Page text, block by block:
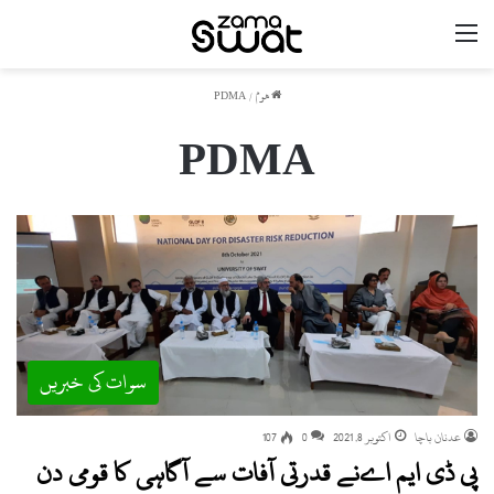
ھوم /
PDMA
PDMA
سوات کی خبریں
عدنان باچا اکتوبر 8, 2021 0
107
پی ڈی ایم اےنے قدرتی آفات سے آگاہی کا قومی دن